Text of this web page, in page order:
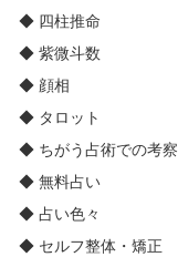
◆ 四柱推命
◆ 紫微斗数
◆ 顔相
◆ タロット
◆ ちがう占術での考察
◆ 無料占い
◆ 占い色々
◆ セルフ整体・矯正